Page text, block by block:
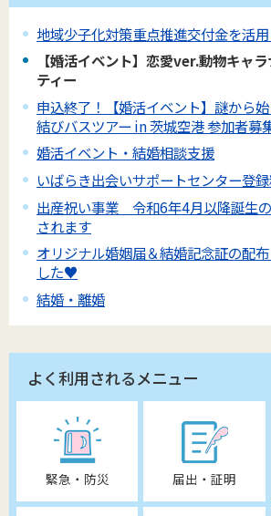
地域少子化対策重点推進交付金を活
【婚活イベント】恋愛ver.動物キャ
ティー
申込終了！【婚活イベント】謎から
結びバスツアー in 茨城空港 参加者募
婚活イベント・結婚相談支援
いばらき出会いサポートセンター登
出産祝い事業 令和6年4月以降誕生
されます
オリジナル婚姻届＆結婚記念証の配
した♥
結婚・離婚
よく利用されるメニュー
緊急・防災 届出・証明